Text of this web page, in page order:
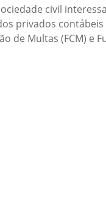
civil
privados
de Multas (FCM) e